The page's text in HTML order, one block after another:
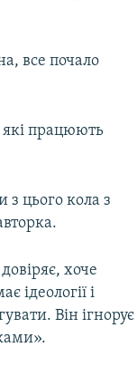
все почало
які працюють
з цього кола з
хоче
ідеології і
Він ігнорує